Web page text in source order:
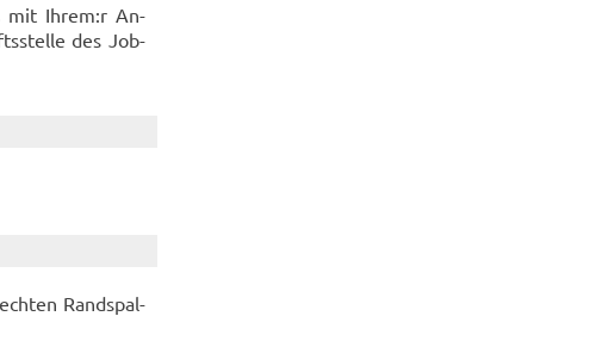
mit Ihrem:r An­
des Job­
Rand­spal­